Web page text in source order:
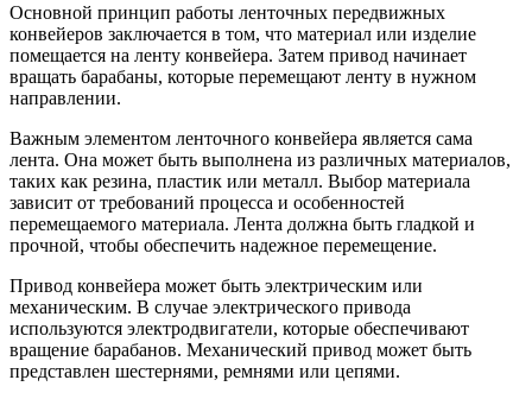
Основной принцип работы ленточных передвижных
конвейеров заключается в том, что материал или изделие
помещается на ленту конвейера. Затем привод начинает
вращать барабаны, которые перемещают ленту в нужном
направлении.
Важным элементом ленточного конвейера является сама
лента. Она может быть выполнена из различных материалов,
таких как резина, пластик или металл. Выбор материала
зависит от требований процесса и особенностей
перемещаемого материала. Лента должна быть гладкой и
прочной, чтобы обеспечить надежное перемещение.
Привод конвейера может быть электрическим или
механическим. В случае электрического привода
используются электродвигатели, которые обеспечивают
вращение барабанов. Механический привод может быть
представлен шестернями, ремнями или цепями.